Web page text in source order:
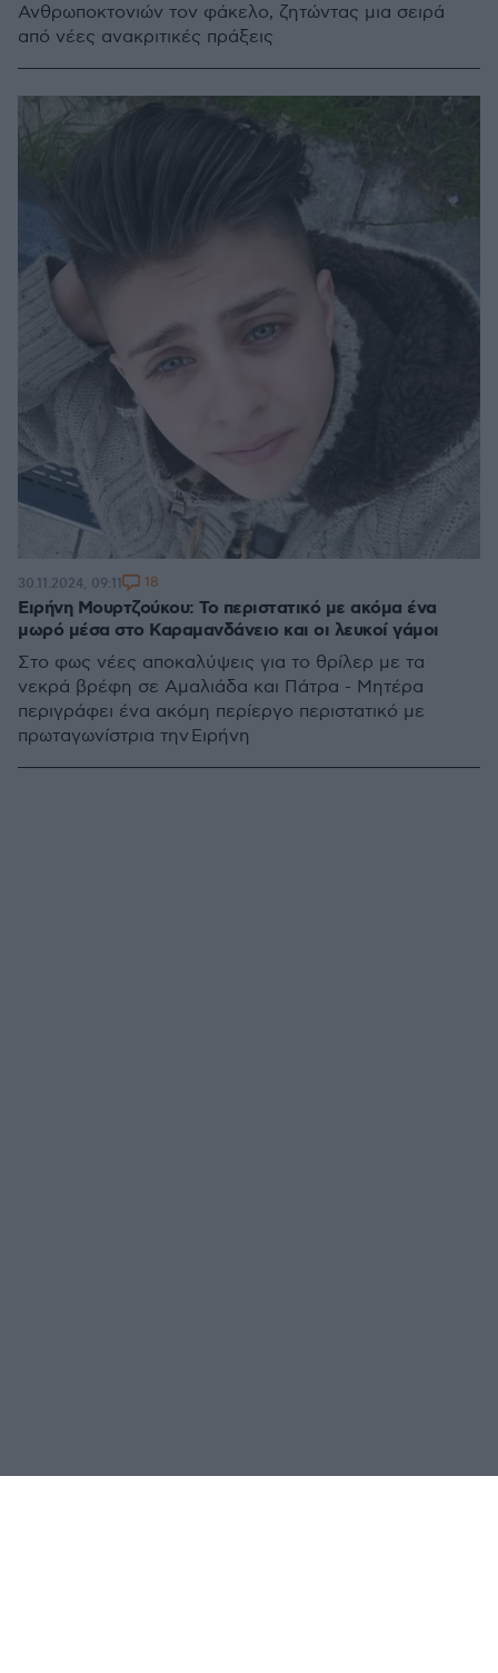
Ανθρωποκτονιών τον φάκελο, ζητώντας μια σειρά
από νέες ανακριτικές πράξεις
Ειρήνη Μουρτζούκου: Το περιστατικό με ακόμα ένα
μωρό μέσα στο Καραμανδάνειο και οι λευκοί γάμοι
Στο φως νέες αποκαλύψεις για το θρίλερ με τα
νεκρά βρέφη σε Αμαλιάδα και Πάτρα - Μητέρα
περιγράφει ένα ακόμη περίεργο περιστατικό με
πρωταγωνίστρια την Ειρήνη
30.11.2024, 09:11 18